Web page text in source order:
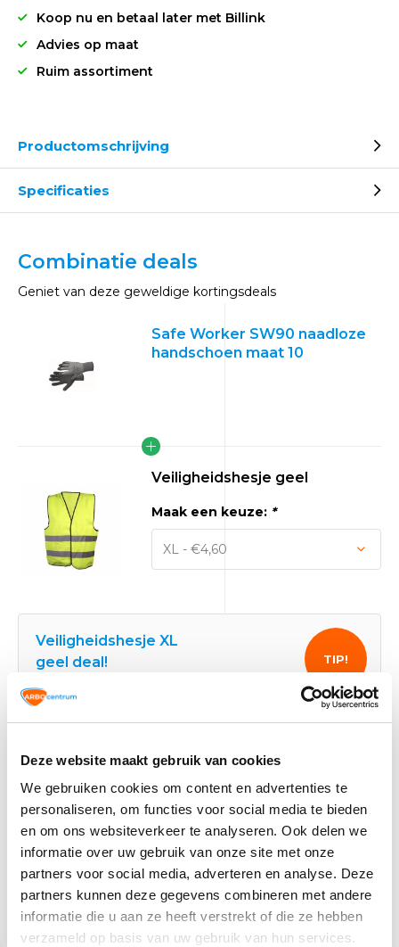
Deze website maakt gebruik van cookies
We gebruiken cookies om content en advertenties te
personaliseren, om functies voor social media te bieden
en om ons websiteverkeer te analyseren. Ook delen we
informatie over uw gebruik van onze site met onze
partners voor social media, adverteren en analyse. Deze
partners kunnen deze gegevens combineren met andere
informatie die u aan ze heeft verstrekt of die ze hebben
verzameld op basis van uw gebruik van hun services.
Koop nu en betaal later met Billink
Advies op maat
Ruim assortiment
Productomschrijving
Specificaties
Combinatie deals
Geniet van deze geweldige kortingsdeals
Safe Worker SW90 naadloze
handschoen maat 10
Veiligheidshesje geel
Maak een keuze: *
Veiligheidshesje XL
geel deal!
Veiligheidshesje geel
Je bespaart:(14% Korting)
Totaalbedrag: 8,28
TIP!
Toevoegen aan winkelwagen
Gerelateerde producten